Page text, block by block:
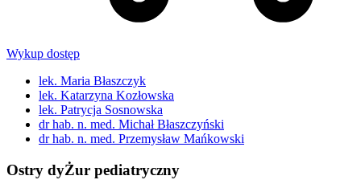
Wykup dostęp
lek. Maria Błaszczyk
lek. Katarzyna Kozłowska
lek. Patrycja Sosnowska
dr hab. n. med. Michał Błaszczyński
dr hab. n. med. Przemysław Mańkowski
Ostry dyŻur pediatryczny